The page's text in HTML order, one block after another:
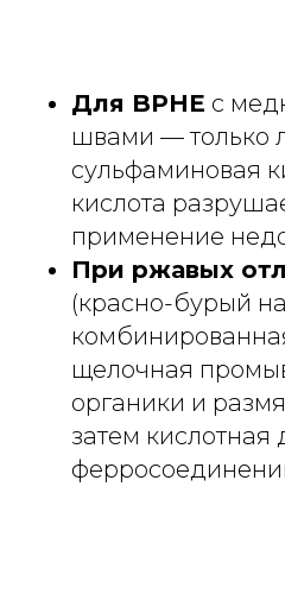
Для BPHE с
швами — только
сульфаминовая
кислота
применение
При ржавых
(красно-бурый
щелочная
органики и
затем кислотная